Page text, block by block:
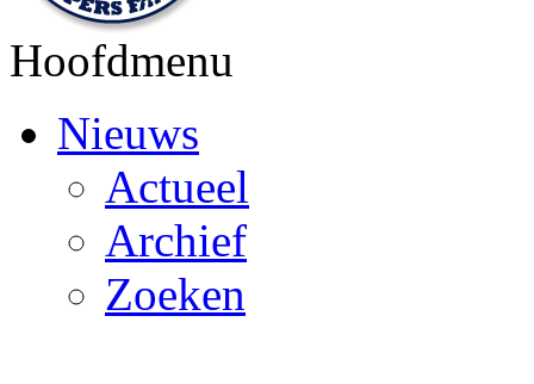
Hoofdmenu
Nieuws
Actueel
Archief
Zoeken